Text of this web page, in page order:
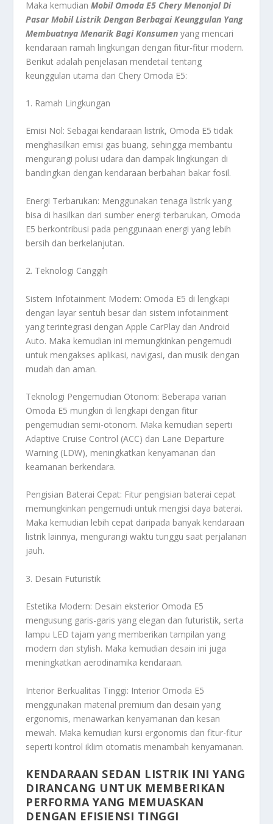
Maka kemudianMobil Omoda E5 Chery Menonjol Di
Pasar Mobil Listrik Dengan Berbagai Keunggulan Yang
Membuatnya Menarik Bagi Konsumen yang mencari
kendaraan ramah lingkungan dengan fitur-fitur modern.
Berikut adalah penjelasan mendetail tentang
keunggulan utama dari Chery Omoda E5:
1. Ramah Lingkungan
Emisi Nol: Sebagai kendaraan listrik, Omoda E5 tidak
menghasilkan emisi gas buang, sehingga membantu
mengurangi polusi udara dan dampak lingkungan di
bandingkan dengan kendaraan berbahan bakar fosil.
Energi Terbarukan: Menggunakan tenaga listrik yang
bisa di hasilkan dari sumber energi terbarukan, Omoda
E5 berkontribusi pada penggunaan energi yang lebih
bersih dan berkelanjutan.
2. Teknologi Canggih
Sistem Infotainment Modern: Omoda E5 di lengkapi
dengan layar sentuh besar dan sistem infotainment
yang terintegrasi dengan Apple CarPlay dan Android
Auto. Maka kemudian ini memungkinkan pengemudi
untuk mengakses aplikasi, navigasi, dan musik dengan
mudah dan aman.
Teknologi Pengemudian Otonom: Beberapa varian
Omoda E5 mungkin di lengkapi dengan fitur
pengemudian semi-otonom. Maka kemudian seperti
Adaptive Cruise Control (ACC) dan Lane Departure
Warning (LDW), meningkatkan kenyamanan dan
keamanan berkendara.
Pengisian Baterai Cepat: Fitur pengisian baterai cepat
memungkinkan pengemudi untuk mengisi daya baterai.
Maka kemudian lebih cepat daripada banyak kendaraan
listrik lainnya, mengurangi waktu tunggu saat perjalanan
jauh.
3. Desain Futuristik
Estetika Modern: Desain eksterior Omoda E5
mengusung garis-garis yang elegan dan futuristik, serta
lampu LED tajam yang memberikan tampilan yang
modern dan stylish. Maka kemudian desain ini juga
meningkatkan aerodinamika kendaraan.
Interior Berkualitas Tinggi: Interior Omoda E5
menggunakan material premium dan desain yang
ergonomis, menawarkan kenyamanan dan kesan
mewah. Maka kemudian kursi ergonomis dan fitur-fitur
seperti kontrol iklim otomatis menambah kenyamanan.
KENDARAAN SEDAN LISTRIK INI YANG
DIRANCANG UNTUK MEMBERIKAN
PERFORMA YANG MEMUASKAN
DENGAN EFISIENSI TINGGI